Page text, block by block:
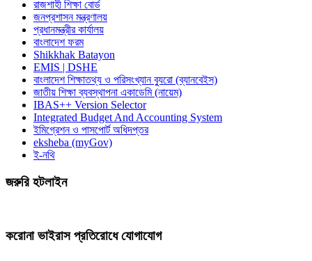
রাজশাহী শিক্ষা বোর্ড
জনপ্রশাসন মন্ত্রণালয়
প্রধানমন্ত্রীর কার্যালয়
বাংলাদেশ ফরম
Shikkhak Batayon
EMIS | DSHE
বাংলাদেশ শিক্ষাতথ্য ও পরিসংখ্যান ব্যুরো (ব্যানবেইস)
জাতীয় শিক্ষা ব্যবস্থাপনা একাডেমি (নায়েম)
IBAS++ Version Selector
Integrated Budget And Accounting System
ইমিগ্রেশন ও পাসপোর্ট অধিদপ্তর
eksheba (myGov)
ই-নথি
জরুরি হটলাইন
করোনা ভাইরাস প্রতিরোধে যোগাযোগ